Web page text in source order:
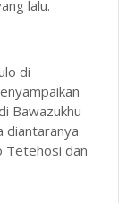
lalu.
di
Bawazukhu
diantaranya
Tetehosi dan